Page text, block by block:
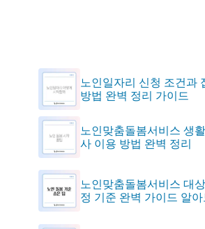
노인일자리 신청 조건과
방법 완벽 정리 가이드
노인맞춤돌봄서비스 생
사 이용 방법 완벽 정리
노인맞춤돌봄서비스 대
정 기준 완벽 가이드 알아